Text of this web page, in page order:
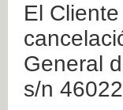
El
General
s/n